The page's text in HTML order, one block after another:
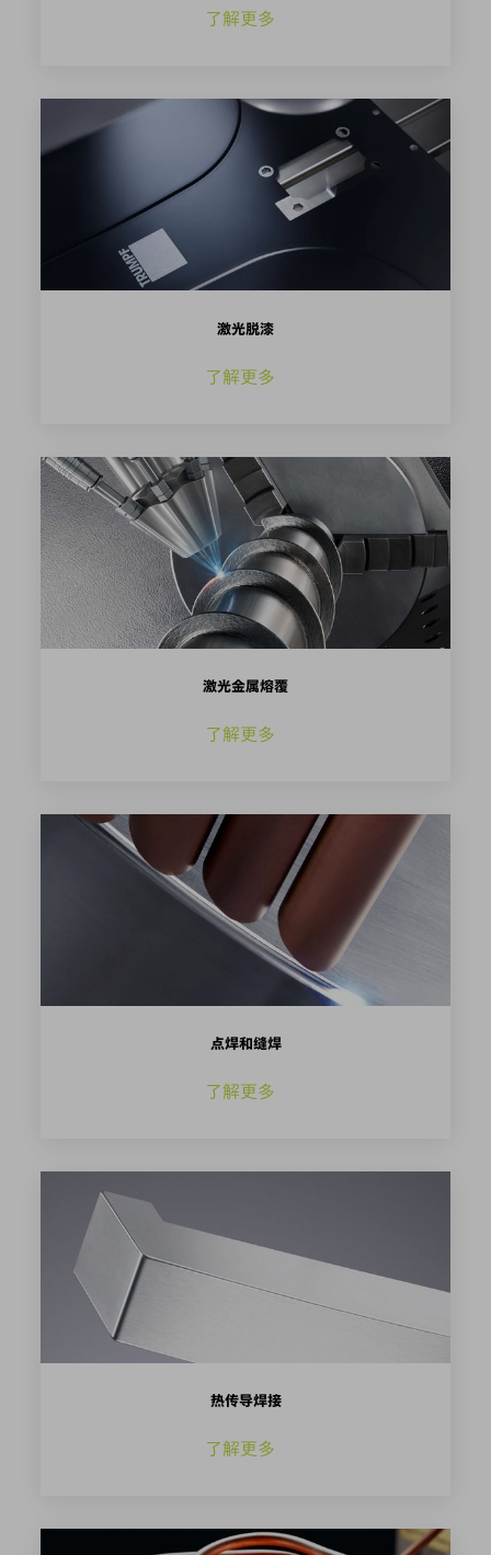
了解更多
激光脱漆
了解更多
激光金属熔覆
了解更多
点焊和缝焊
了解更多
热传导焊接
了解更多